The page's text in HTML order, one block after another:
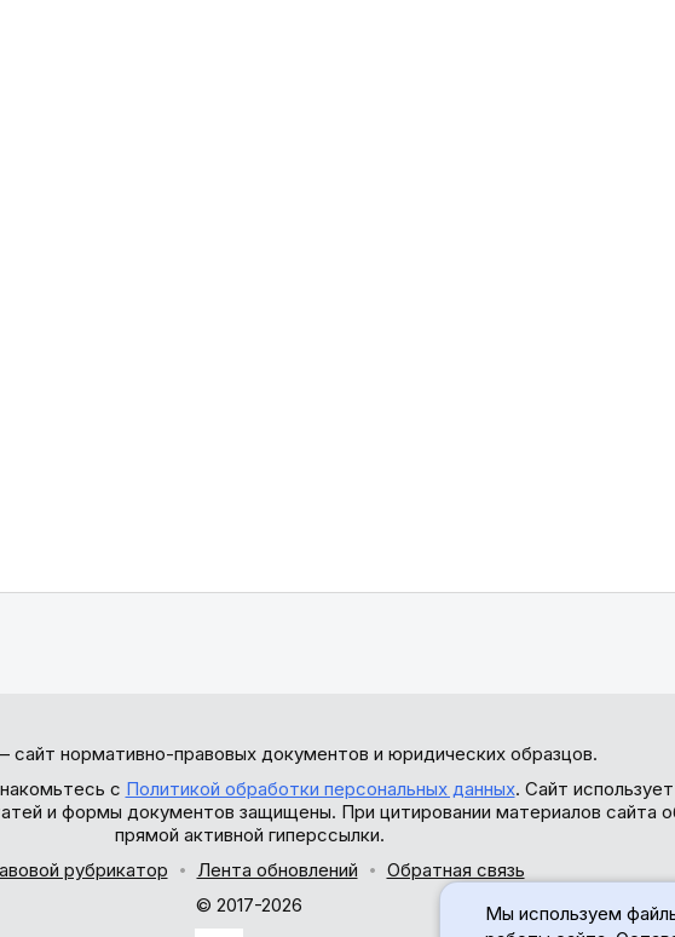
нормативно-правовых документов и юридических образцов.
с Политикой обработки персональных данных. Сайт использует
и формы документов защищены. При цитировании материалов сайта
прямой активной гиперссылки.
рубрикатор
Лента обновлений
Обратная связь
© 2017-2026
Мы используем